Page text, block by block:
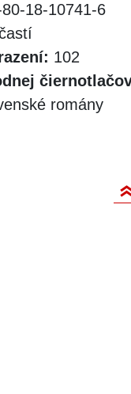
18-10741-6
102
romány